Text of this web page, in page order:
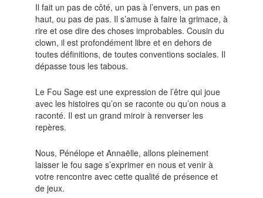
Il fait un pas de côté, un pas à l’envers, un pas en
haut, ou pas de pas. Il s’amuse à faire la grimace, à
rire et ose dire des choses improbables. Cousin du
clown, il est profondément libre et en dehors de
toutes définitions, de toutes conventions sociales. Il
dépasse tous les tabous.
Le Fou Sage est une expression de l’être qui joue
avec les histoires qu’on se raconte ou qu’on nous a
raconté. Il est un grand miroir à renverser les
repères.
Nous, Pénélope et Annaëlle, allons pleinement
laisser le fou sage s’exprimer en nous et venir à
votre rencontre avec cette qualité de présence et
de jeux.